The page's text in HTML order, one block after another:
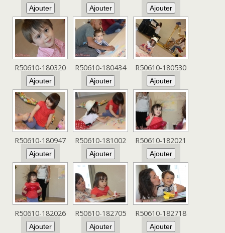
R50610-180320 R50610-180434 R50610-180530
R50610-180947 R50610-181002 R50610-182021
R50610-182026 R50610-182705 R50610-182718